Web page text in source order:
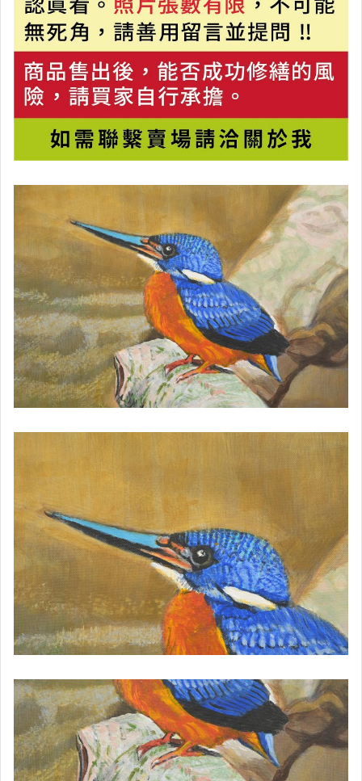
Y【直購專區】
其它